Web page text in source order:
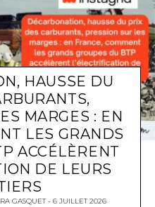
HAUSSE DU
MARGES : EN
LES GRANDS
ACCÉLÈRENT
DE LEURS
GASQUET 6 JUILLET 2026